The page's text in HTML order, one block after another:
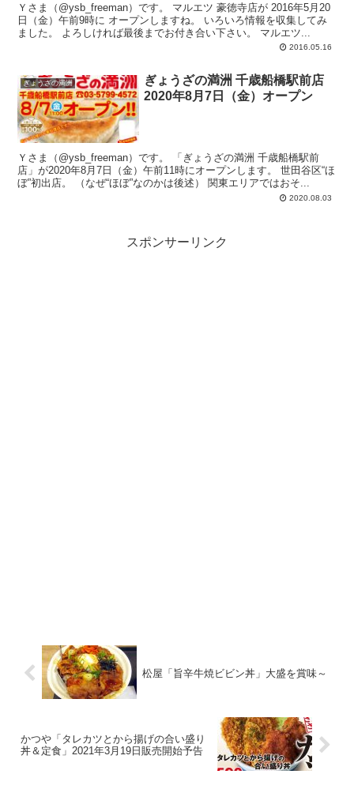
Ｙさま（@ysb_freeman）です。 マルエツ 豪徳寺店が 2016年5月20
日（金）午前9時に オープンしますね。 いろいろ情報を収集してみ
ました。 よろしければ最後までお付き合い下さい。 マルエツ...
2016.05.16
ぎょうざの満洲
ぎょうざの満洲 千歳船橋駅前店
2020年8月7日（金）オープン
Ｙさま（@ysb_freeman）です。 「ぎょうざの満洲 千歳船橋駅前
店」が2020年8月7日（金）午前11時にオープンします。 世田谷区“ほ
ぼ”初出店。 （なぜ“ほぼ”なのかは後述） 関東エリアではおそ...
2020.08.03
スポンサーリンク
松屋「旨辛牛焼ビビン丼」大盛を賞味～
かつや「タレカツとから揚げの合い盛り
丼＆定食」2021年3月19日販売開始予告